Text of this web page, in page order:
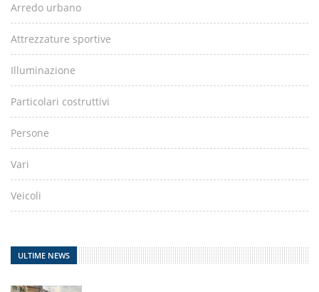
Arredo urbano
Attrezzature sportive
Illuminazione
Particolari costruttivi
Persone
Vari
Veicoli
ULTIME NEWS